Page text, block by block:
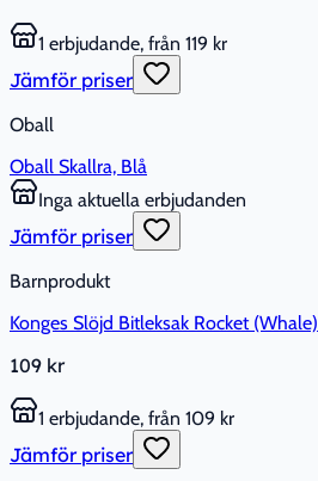
1 erbjudande, från 119 kr
Jämför priser
Oball
Oball Skallra, Blå
Inga aktuella erbjudanden
Jämför priser
Barnprodukt
Konges Slöjd Bitleksak Rocket (Whale)
109 kr
1 erbjudande, från 109 kr
Jämför priser